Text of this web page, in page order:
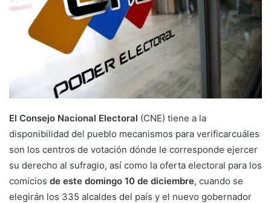
El Consejo Nacional Electoral (CNE) tiene a la
disponibilidad del pueblo mecanismos para verificarcuáles
son los centros de votación dónde le corresponde ejercer
su derecho al sufragio, así como la oferta electoral para los
comicios de este domingo 10 de diciembre, cuando se
elegirán los 335 alcaldes del país y el nuevo gobernador